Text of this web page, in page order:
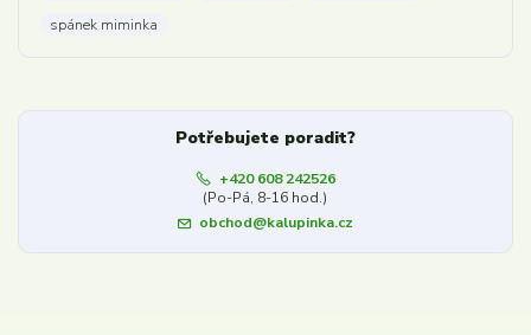
spánek miminka
Potřebujete poradit?
+420 608 242526
(Po-Pá, 8-16 hod.)
obchod@kalupinka.cz